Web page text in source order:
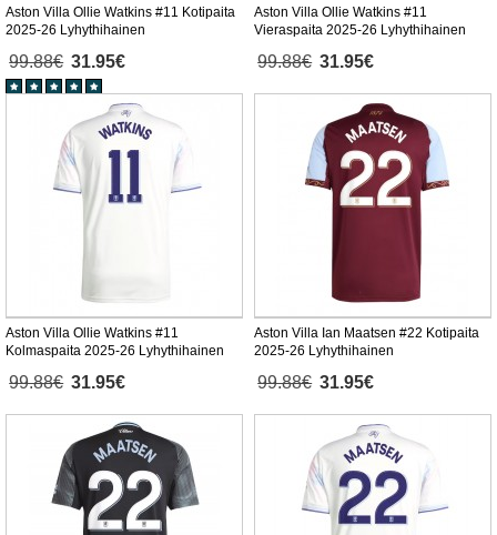
Aston Villa Ollie Watkins #11 Kotipaita
2025-26 Lyhythihainen
99.88€ 31.95€
Aston Villa Ollie Watkins #11
Vieraspaita 2025-26 Lyhythihainen
99.88€ 31.95€
Aston Villa Ollie Watkins #11
Kolmaspaita 2025-26 Lyhythihainen
99.88€ 31.95€
Aston Villa Ian Maatsen #22 Kotipaita
2025-26 Lyhythihainen
99.88€ 31.95€